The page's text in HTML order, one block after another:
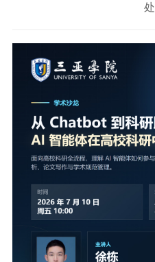
处